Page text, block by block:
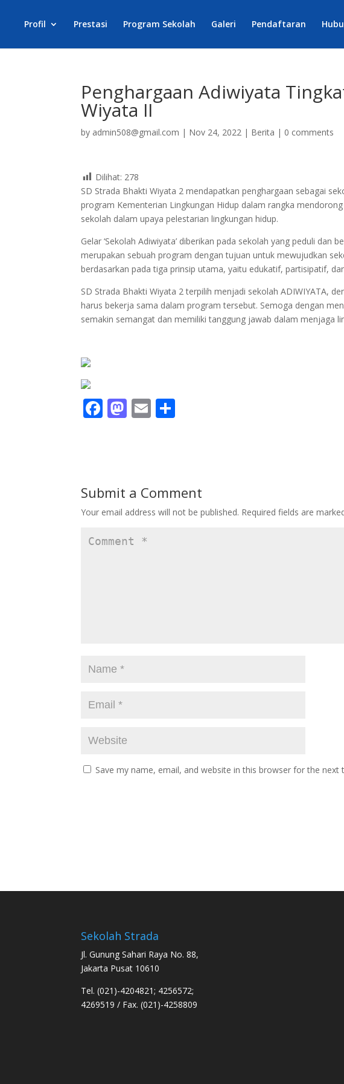
Profil Prestasi Program Sekolah Galeri Pendaftaran
Penghargaan Adiwiyata
Wiyata II
by admin508@gmail.com | Nov 24, 2022 | Berita | 0 comments
Dilihat: 278
SD Strada Bhakti Wiyata 2 mendapatkan penghargaan sebagai
program Kementerian Lingkungan Hidup dalam rangka
sekolah dalam upaya pelestarian lingkungan hidup.
Gelar ‘Sekolah Adiwiyata’ diberikan pada sekolah yang peduli dan
merupakan sebuah program dengan tujuan untuk mewujudkan
berdasarkan pada tiga prinsip utama, yaitu edukatif, partisipatif,
SD Strada Bhakti Wiyata 2 terpilih menjadi sekolah ADIWIYATA,
harus bekerja sama dalam program tersebut. Semoga dengan
semakin semangat dan memiliki tanggung jawab dalam menjaga
F
o
o
k
M
o
n
E
Submit a Comment
Your email address will not be published. Required fields are
Save my name, email, and website in this browser for the next
Sekolah Strada
Jl. Gunung Sahari Raya No. 88,
Jakarta Pusat 10610
Tel. (021)-4204821; 4256572;
4269519 / Fax. (021)-4258809